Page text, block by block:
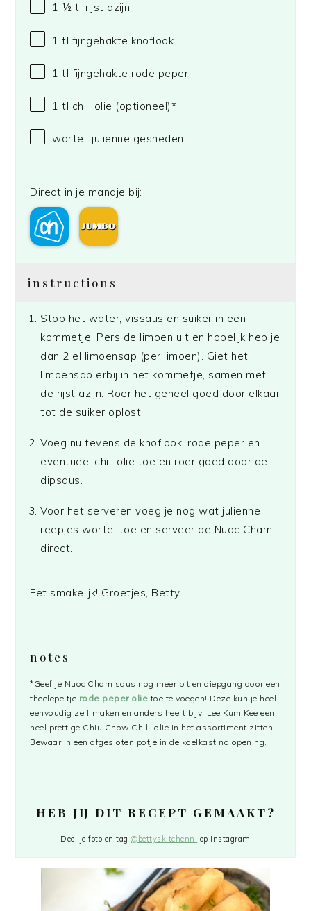
1 ½ tl rijst azijn
1 tl fijngehakte knoflook
1 tl fijngehakte rode peper
1 tl chili olie (optioneel)*
wortel, julienne gesneden
Direct in je mandje bij:
instructions
Stop het water, vissaus en suiker in een
kommetje. Pers de limoen uit en hopelijk heb je
dan 2 el limoensap (per limoen). Giet het
limoensap erbij in het kommetje, samen met
de rijst azijn. Roer het geheel goed door elkaar
tot de suiker oplost.
Voeg nu tevens de knoflook, rode peper en
eventueel chili olie toe en roer goed door de
dipsaus.
Voor het serveren voeg je nog wat julienne
reepjes wortel toe en serveer de Nuoc Cham
direct.
Eet smakelijk! Groetjes, Betty
notes
*Geef je Nuoc Cham saus nog meer pit en diepgang door een
theelepeltje rode peper olie toe te voegen! Deze kun je heel
eenvoudig zelf maken en anders heeft bijv. Lee Kum Kee een
heel prettige Chiu Chow Chili-olie in het assortiment zitten.
Bewaar in een afgesloten potje in de koelkast na opening.
HEB JIJ DIT RECEPT GEMAAKT?
Deel je foto en tag@bettyskitchennl op Instagram